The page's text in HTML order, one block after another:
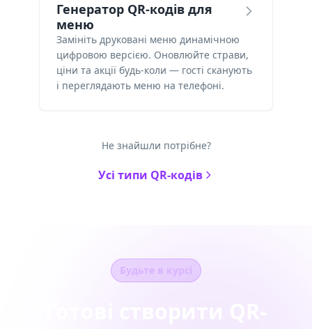
Генератор QR-кодів для
меню
Замініть друковані меню динамічною
цифровою версією. Оновлюйте страви,
ціни та акції будь-коли — гості сканують
і переглядають меню на телефоні.
Не знайшли потрібне?
Усі типи QR-кодів
Будьте в курсі